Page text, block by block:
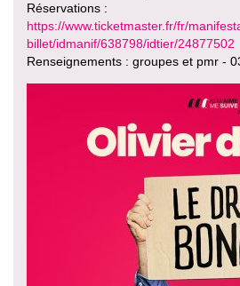
Réservations :
https://www.ticketmaster.fr/fr/
billet/idmanif/638798/idtier/24877502
Renseignements : groupes et pmr -